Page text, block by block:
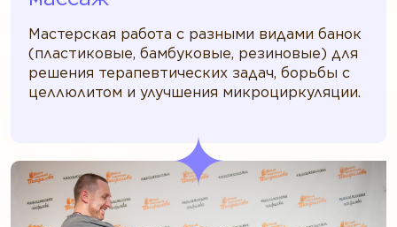
Мастерская работа с разными видами банок
(пластиковые, бамбуковые, резиновые) для
решения терапевтических задач, борьбы с
целлюлитом и улучшения микроциркуляции.